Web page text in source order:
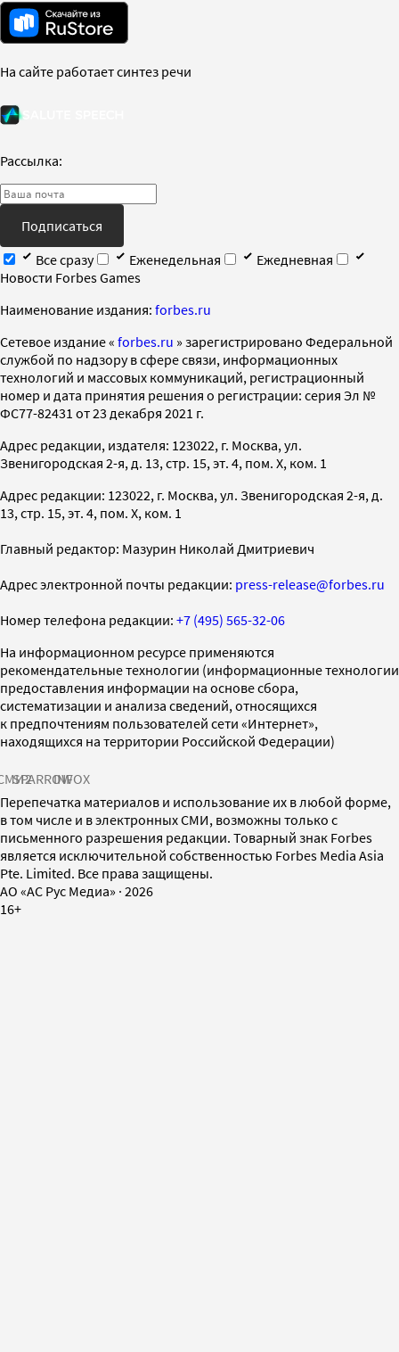
На сайте работает синтез речи
Рассылка:
Подписаться
Все сразу
Еженедельная
Ежедневная
Новости Forbes Games
Наименование издания: forbes.ru
Cетевое издание « forbes.ru » зарегистрировано Федеральной
службой по надзору в сфере связи, информационных
технологий и массовых коммуникаций, регистрационный
номер и дата принятия решения о регистрации: серия Эл №
ФС77-82431 от 23 декабря 2021 г.
Адрес редакции, издателя: 123022, г. Москва, ул.
Звенигородская 2-я, д. 13, стр. 15, эт. 4, пом. X, ком. 1
Адрес редакции: 123022, г. Москва, ул. Звенигородская 2-я, д.
13, стр. 15, эт. 4, пом. X, ком. 1
Главный редактор: Мазурин Николай Дмитриевич
Адрес электронной почты редакции: press-release@forbes.ru
Номер телефона редакции: +7 (495) 565-32-06
На информационном ресурсе применяются
рекомендательные технологии (информационные технологии
предоставления информации на основе сбора,
систематизации и анализа сведений, относящихся
к предпочтениям пользователей сети «Интернет»,
находящихся на территории Российской Федерации)
SPARROWINFOX
Перепечатка материалов и использование их в любой форме,
в том числе и в электронных СМИ, возможны только с
письменного разрешения редакции. Товарный знак Forbes
является исключительной собственностью Forbes Media Asia
Pte. Limited. Все права защищены.
AO «АС Рус Медиа» · 2026
16+